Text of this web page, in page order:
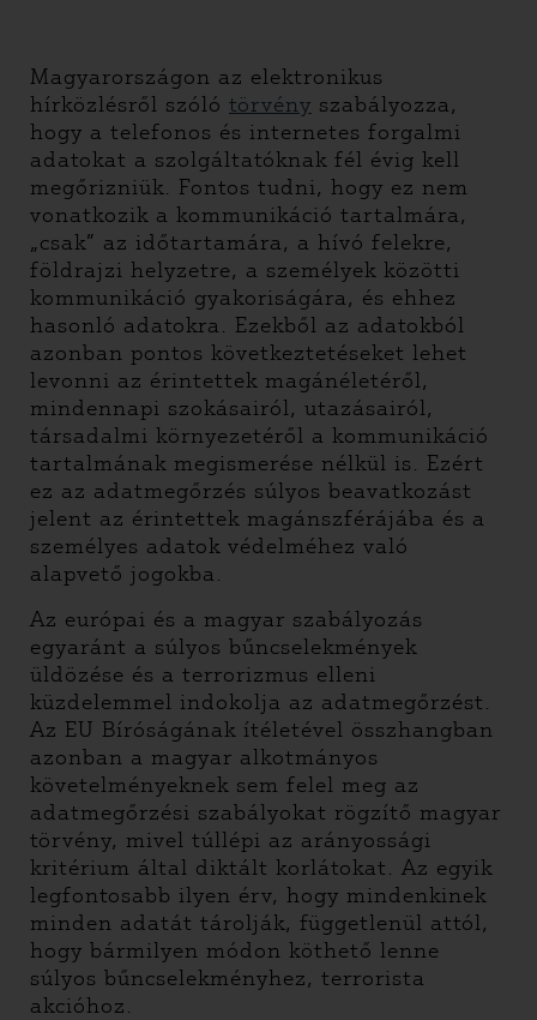
Magyarországon az elektronikus
hírközlésről szóló törvény szabályozza,
hogy a telefonos és internetes forgalmi
adatokat a szolgáltatóknak fél évig kell
megőrizniük. Fontos tudni, hogy ez nem
vonatkozik a kommunikáció tartalmára,
„csak” az időtartamára, a hívó felekre,
földrajzi helyzetre, a személyek közötti
kommunikáció gyakoriságára, és ehhez
hasonló adatokra. Ezekből az adatokból
azonban pontos következtetéseket lehet
levonni az érintettek magánéletéről,
mindennapi szokásairól, utazásairól,
társadalmi környezetéről a kommunikáció
tartalmának megismerése nélkül is. Ezért
ez az adatmegőrzés súlyos beavatkozást
jelent az érintettek magánszférájába és a
személyes adatok védelméhez való
alapvető jogokba.
Az európai és a magyar szabályozás
egyaránt a súlyos bűncselekmények
üldözése és a terrorizmus elleni
küzdelemmel indokolja az adatmegőrzést.
Az EU Bíróságának ítéletével összhangban
azonban a magyar alkotmányos
követelményeknek sem felel meg az
adatmegőrzési szabályokat rögzítő magyar
törvény, mivel túllépi az arányossági
kritérium által diktált korlátokat. Az egyik
legfontosabb ilyen érv, hogy mindenkinek
minden adatát tárolják, függetlenül attól,
hogy bármilyen módon köthető lenne
súlyos bűncselekményhez, terrorista
akcióhoz.